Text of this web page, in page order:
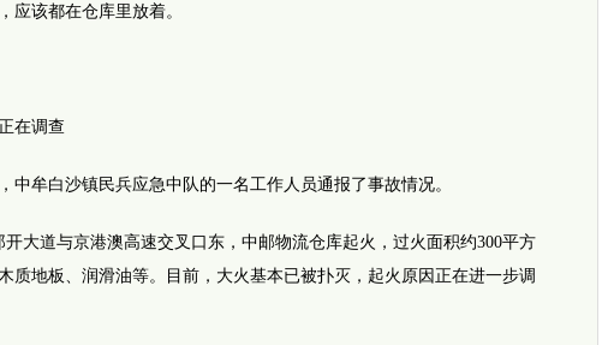
应该都在仓库里放着。
在调查
牟白沙镇民兵应急中队的一名工作人员通报了事故情况。
道与京港澳高速交叉口东，中邮物流仓库起火，过火面积约300平方
质地板、润滑油等。目前，大火基本已被扑灭，起火原因正在进一步调